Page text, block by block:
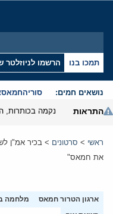
תמכו בנו הרשמו לניוזלטר
נושאים חמים: סוריהחמאס
התראות
ראשי > סרטונים > בכיר אמ"ן
את חמאס"
ארגון הטרור חמאס מלחמה